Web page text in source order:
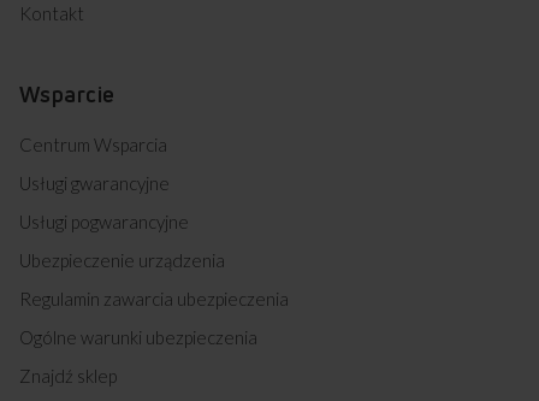
Kontakt
Wsparcie
Centrum Wsparcia
Usługi gwarancyjne
Usługi pogwarancyjne
Ubezpieczenie urządzenia
Regulamin zawarcia ubezpieczenia
Ogólne warunki ubezpieczenia
Znajdź sklep